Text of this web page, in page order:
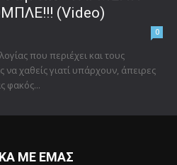
(Video)
0
που περιέχει και τους
χαθείς γιατί υπάρχουν, άπειρες
φακός...
ΜΕ ΕΜΑΣ